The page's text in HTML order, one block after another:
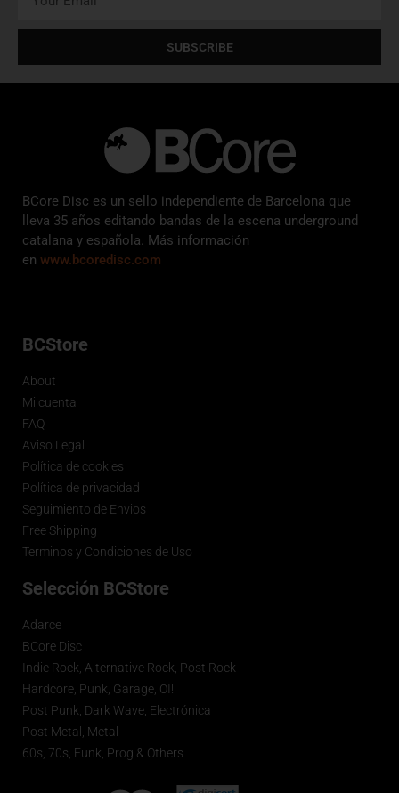
SUBSCRIBE
BCore Disc es un sello independiente de Barcelona que
lleva 35 años editando bandas de la escena underground
catalana y española. Más información
en www.bcoredisc.com
BCStore
About
Mi cuenta
FAQ
Aviso Legal
Política de cookies
Política de privacidad
Seguimiento de Envios
Free Shipping
Terminos y Condiciones de Uso
Selección BCStore
Adarce
BCore Disc
Indie Rock, Alternative Rock, Post Rock
Hardcore, Punk, Garage, OI!
Post Punk, Dark Wave, Electrónica
Post Metal, Metal
60s, 70s, Funk, Prog & Others